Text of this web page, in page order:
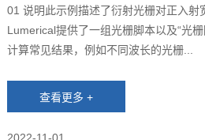
01 说明此示例描述了衍射光栅对正入射
Lumerical提供了一组光栅脚本以及“光
计算常见结果，例如不同波长的光栅...